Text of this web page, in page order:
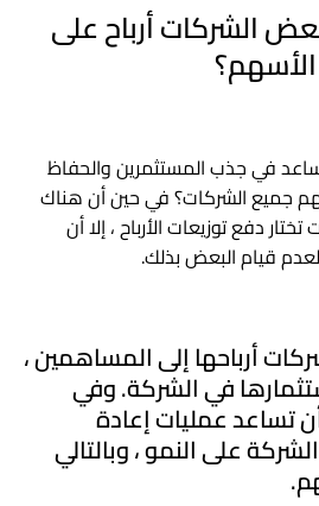
الشركات أرباح على
الأسهم؟
تساعد في جذب المستثمرين والحفاظ
جميع الشركات؟ في حين أن هناك
دفع توزيعات الأرباح ، إلا أن
قيام البعض بذلك.
أرباحها إلى المساهمين ،
في الشركة. وفي
تساعد عمليات إعادة
على النمو ، وبالتالي